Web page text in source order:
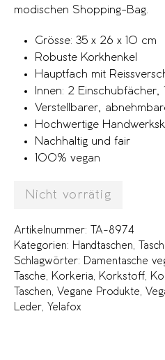
modischen Shopping-Bag.
Grösse: 35 x 26 x 10 cm
Robuste Korkhenkel
Hauptfach mit
Innen: 2 Einschubfächer,
Verstellbarer,
Hochwertige
Nachhaltig und fair
100% vegan
Nicht vorrätig
Artikelnummer:
TA-8974
Kategorien: Handtaschen,
Schlagwörter: Damentasche
Tasche, Korkeria, Korkstoff,
Taschen, Vegane Produkte,
Leder, Yelafox